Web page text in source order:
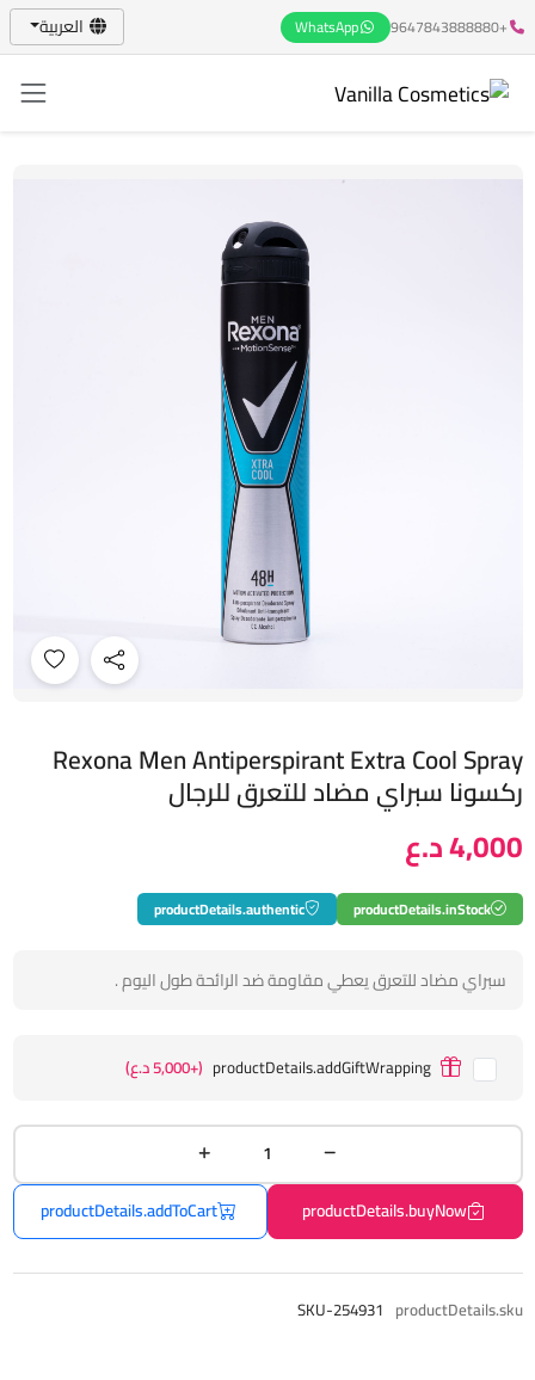
+9647843888880
WhatsApp العربية
Rexona Men Antiperspirant Extra Cool Spray
ركسونا سبراي مضاد للتعرق للرجال
4,000 د.ع
productDetails.inStock
productDetails.authentic
سبراي مضاد للتعرق يعطي مقاومة ضد الرائحة طول اليوم .
productDetails.addGiftWrapping (+5,000 د.ع)
productDetails.buyNow
productDetails.addToCart
productDetails.sku
SKU-254931